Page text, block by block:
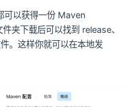
以获得一份 Maven
夹下载后可以找到 release、
。这样你就可以在本地发